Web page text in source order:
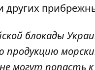
других
блокады
продукцию
могут попасть